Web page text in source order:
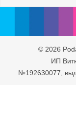
© 2026
ИП
№192630077,